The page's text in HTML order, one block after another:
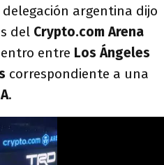
argentina dijo
del Crypto.com Arena
entre Los Ángeles
correspondiente a una
.